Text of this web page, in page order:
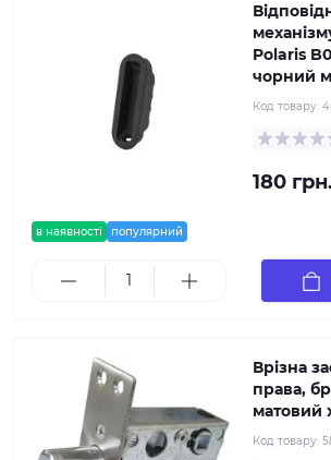
в наявності популярний
Polaris
чорний
Код товару:
180 грн.
Врізна
права,
матовий
Код товару: